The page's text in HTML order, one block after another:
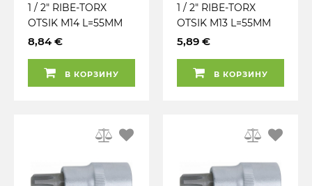
1 / 2" RIBE-TORX
OTSIK M14 L=55MM
KS TOOLS
8,84 €
В КОРЗИНУ
1 / 2" RIBE-TORX
OTSIK M13 L=55MM
KS TOOLS
5,89 €
В КОРЗИНУ